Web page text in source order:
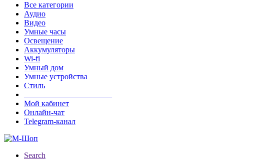
Все категории
Аудио
Видео
Умные часы
Освещение
Аккумуляторы
Wi-fi
Умный дом
Умные устройства
Стиль
Мой кабинет
Онлайн-чат
Telegram-канал
Search